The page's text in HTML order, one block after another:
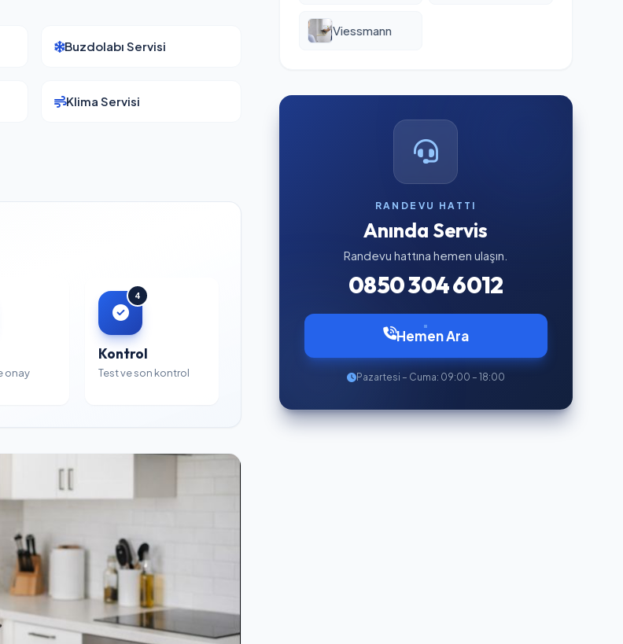
Buzdolabı Servisi
Klima Servisi
onay
4
Kontrol
Test ve son kontrol
Viessmann
RANDEVU HATTI
Anında Servis
Randevu hattına hemen ulaşın.
0850 304 6012
Hemen Ara
Pazartesi – Cuma: 09:00 – 18:00